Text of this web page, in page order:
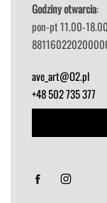
Godziny otwarcia:
pon-pt 11.00-
ave_art@O2.pl
+48 502 735 377